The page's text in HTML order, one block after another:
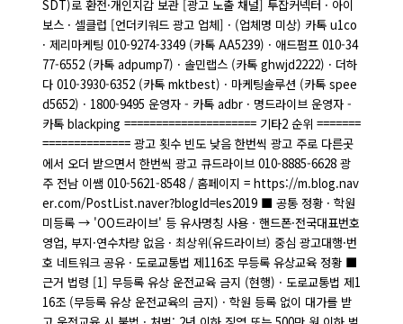
SDT)로 환전·개인지갑 보관 [광고 노출 채널] 투잡커넥터 · 아이
보스 · 셀클럽 [언더키워드 광고 업체] · (업체명 미상) 카톡 u1co
· 제리마케팅 010-9274-3349 (카톡 AA5239) · 애드펌프 010-34
77-6552 (카톡 adpump7) · 솔민랩스 (카톡 ghwjd2222) · 더하
다 010-3930-6352 (카톡 mktbest) · 마케팅솔루션 (카톡 spee
d5652) · 1800-9495 운영자 - 카톡 adbr · 명드라이브 운영자 -
카톡 blackping ===================== 기타2 순위 =======
============== 광고 횟수 빈도 낮음 한번씩 광고 주로 다른곳
에서 오더 받으면서 한번씩 광고 큐드라이브 010-8885-6628 광
주 전남 이쌤 010-5621-8548 / 홈페이지 = https://m.blog.nav
er.com/PostList.naver?blogId=les2019 ■ 공통 정황 · 학원
미등록 → 'OO드라이브' 등 유사명칭 사용 · 핸드폰·전국대표번호
영업, 부지·연수차량 없음 · 최상위(유드라이브) 중심 광고대행·번
호 네트워크 공유 · 도로교통법 제116조 무등록 유상교육 정황 ■
근거 법령 [1] 무등록 유상 운전교육 금지 (현행) · 도로교통법 제1
16조 (무등록 유상 운전교육의 금지) · 학원 등록 없이 대가를 받